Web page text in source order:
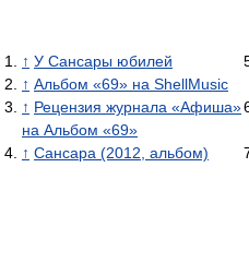
↑ У Сансары юбилей
↑ Альбом «69» на ShellMusic
↑ Рецензия журнала «Афиша»
на Альбом «69»
↑ Сансара (2012, альбом)